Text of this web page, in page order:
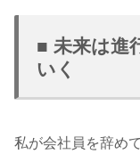
■ 未来は進
いく
私が会社員を辞め